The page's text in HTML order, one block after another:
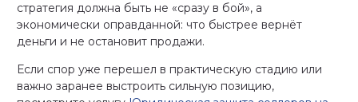
стратегия должна быть не «сразу в бой», а
экономически оправданной: что быстрее вернёт
деньги и не остановит продажи.
Если спор уже перешел в практическую стадию или
важно заранее выстроить сильную позицию,